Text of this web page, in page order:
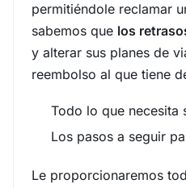
permitiéndole reclamar
sabemos que los
y alterar sus planes de
reembolso al que tiene
Todo lo que necesita
Los pasos a seguir
Le proporcionaremos